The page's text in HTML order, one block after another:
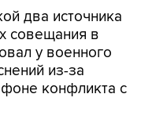
два источника
совещания в
у военного
из-за
конфликта с